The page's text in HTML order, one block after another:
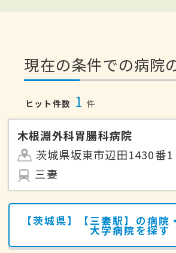
現在の条件での病院
ヒット件数 1 件
木根淵外科胃腸科病院
茨城県坂東市辺田1430番1
三妻
【茨城県】【三妻駅】の病院
大学病院を探す